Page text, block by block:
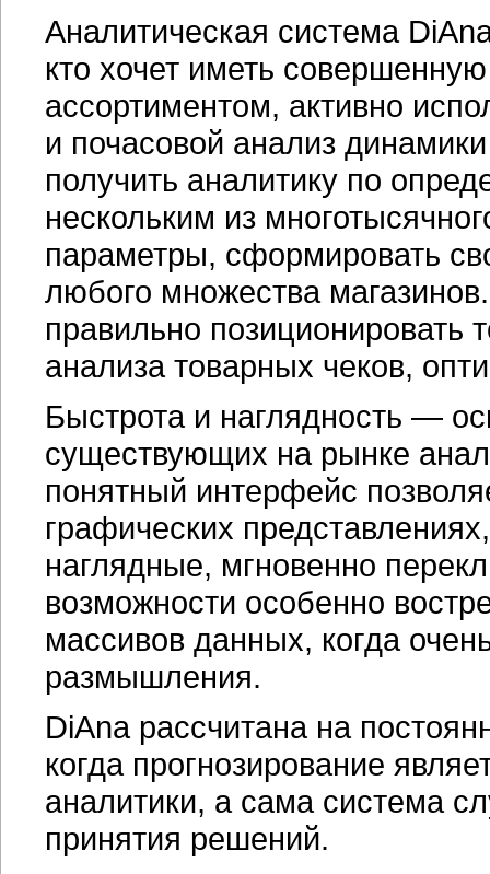
Аналитическая система
кто хочет иметь
ассортиментом, активно
и почасовой анализ
получить аналитику по
нескольким из
параметры, сформировать
любого множества
правильно позиционировать
анализа товарных чеков,
Быстрота и наглядность —
существующих на рынке
понятный интерфейс
графических
наглядные, мгновенно
возможности особенно
массивов данных, когда
размышления.
DiAna рассчитана на
когда прогнозирование
аналитики, а сама система
принятия решений.